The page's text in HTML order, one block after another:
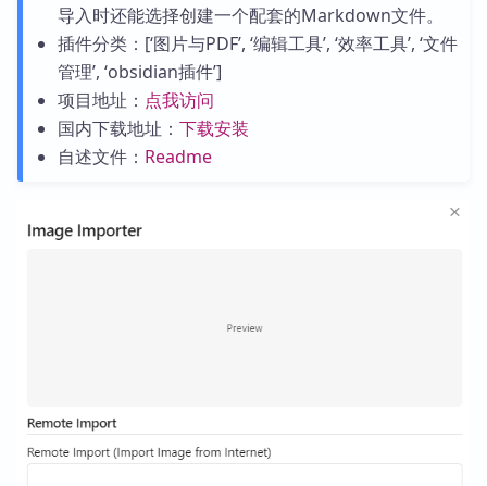
导入时还能选择创建一个配套的Markdown文件。
插件分类：[‘图片与PDF’, ‘编辑工具’, ‘效率工具’, ‘文件
管理’, ‘obsidian插件’]
项目地址： 点我访问
国内下载地址： 下载安装
自述文件： Readme